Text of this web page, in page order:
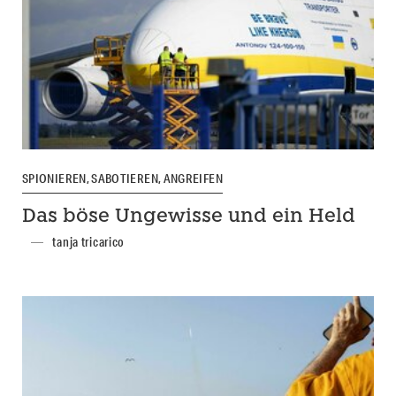
SPIONIEREN, SABOTIEREN, ANGREIFEN
Das böse Ungewisse und ein Held
tanja tricarico